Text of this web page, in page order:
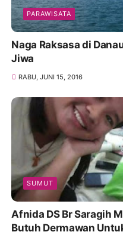
PARAWISATA
Naga Raksasa di
Jiwa
RABU, JUNI 15, 2016
SUMUT
Afnida DS Br Saragih
Butuh Dermawan